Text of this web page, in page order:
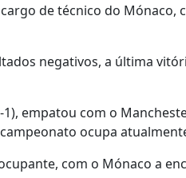
de técnico do Mónaco,
negativos, a última
empatou com o
ocupa
com o Mónaco a